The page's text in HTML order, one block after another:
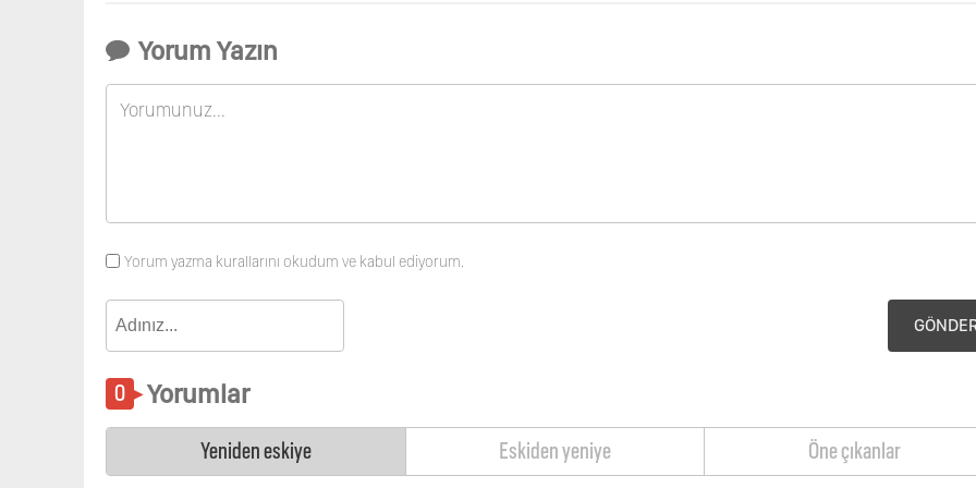
Yorum Yazın
Yorum yazma kurallarını okudum ve kabul ediyorum.
Yorumlar
Yeniden eskiye Eskiden yeniye Öne çıkanlar